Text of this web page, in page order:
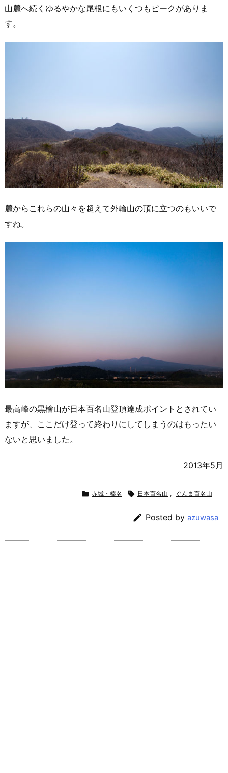
山麓へ続くゆるやかな尾根にもいくつもピークがありま
す。
麓からこれらの山々を超えて外輪山の頂に立つのもいいで
すね。
最高峰の黒檜山が日本百名山登頂達成ポイントとされてい
ますが、ここだけ登って終わりにしてしまうのはもったい
ないと思いました。
2013年5月
 赤城・榛名  日本百名山 , ぐんま百名山
 Posted by azuwasa